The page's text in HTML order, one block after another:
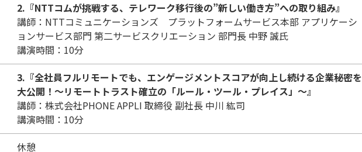
2.『NTTコムが挑戦する、テレワーク移行後の”新しい働き方”への取り組み』
講師：NTTコミュニケーションズ プラットフォームサービス本部 アプリケーシ
ョンサービス部門 第二サービスクリエーション 部門長 中野 誠氏
講演時間：10分
3.『全社員フルリモートでも、エンゲージメントスコアが向上し続ける企業秘密を
大公開！～リモートトラスト確立の「ルール・ツール・プレイス」～』
講師：株式会社PHONE APPLI 取締役 副社長 中川 紘司
講演時間：10分
休憩